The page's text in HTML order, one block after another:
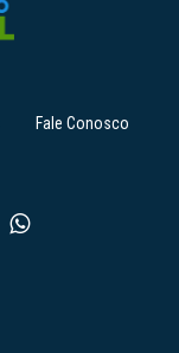
Fale Conosco